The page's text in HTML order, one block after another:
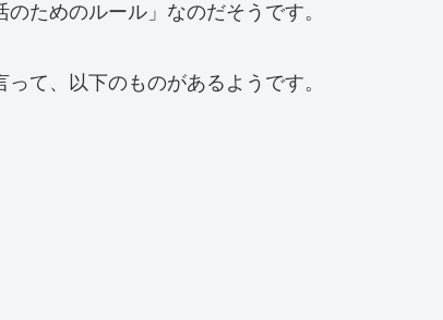
ためのルール」なのだそうです。
て、以下のものがあるようです。